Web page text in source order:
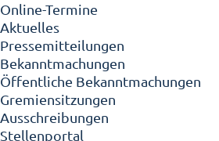
Online-Termine
Aktuelles
Pressemitteilungen
Bekanntmachungen
Öffentliche Bekanntmachungen
Gremiensitzungen
Ausschreibungen
Stellenportal